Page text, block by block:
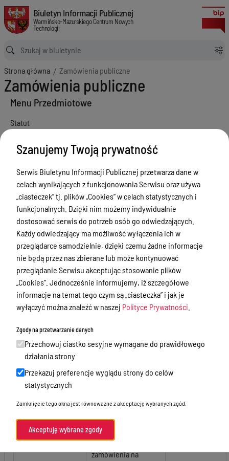
Zamówienia publiczne
Biuletyn Informacji Publicznej Warmińsko-Mazurskiego Centrum
Biuletyn Informacji Publicznej
Warmińsko-Mazurskiego Centrum Nowych
Technologii
Ścieżka powrotu
Strona główna Zamówienia publiczne
Zamówienia publiczne
Menu Przedmiotowe
Statut
Regulamin organizacyjny
Finanse i Majątek
Zadania wspólne
Biura
Godziny przyjęć interesantów
Zamówienia publiczne
Nabór
Skargi i wnioski
Zgłaszanie naruszeń prawa
Standardy Ochrony Małoletnich
Menu Podmiotowe
Zamówienia publiczne
Data
ogłoszenia
Szacowanie wartości
zamówienia na
Szanujemy Twoją prywatność
Serwis Biuletynu Informacji Publicznej przetwarza dane w
celach wynikających z funkcjonowania Serwisu oraz używa
„ciasteczek” tj. plików „Cookies” w celach statystycznych i
funkcjonalnych. Dzięki nim możemy indywidualnie
dostosować serwis do potrzeb osób go odwiedzających.
Każdy odwiedzający ma możliwość wyłączenia ich w
przeglądarce samodzielnie, dzięki czemu żadne informacje
nie będą przez nas zbierane lub może kontynuować
przeglądanie Serwisu akceptując stosowanie plików
„Cookies”. Jednocześnie informujemy, iż szczegółowe
informacje na temat tego czym są „ciasteczka” i jak je
wyłączyć można znaleźć w naszej Polityce Prywatności
Zgody na przetwarzanie danych
Przechowuj ciastko sesyjne wymagane do prawidłowego
działania strony
Przekazuj preferencje wyglądu strony do celów
statystycznych
Zamknięcie tego okna jest równoważne z akceptację wybranych zgód.
Akceptuję wybrane zgody